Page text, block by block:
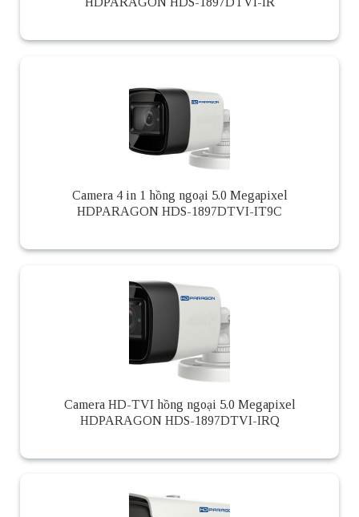
Camera 4 in 1 hồng ngoại 5.0 Megapixel
HDPARAGON HDS-1897DTVI-IT9C
Camera HD-TVI hồng ngoại 5.0 Megapixel
HDPARAGON HDS-1897DTVI-IRQ